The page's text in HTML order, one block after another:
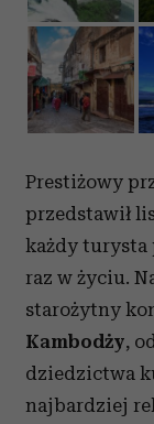
Prestiżowy
przedstawił
każdy
raz w życiu.
starożytny
Kambodży,
dziedzictwa
najbardziej